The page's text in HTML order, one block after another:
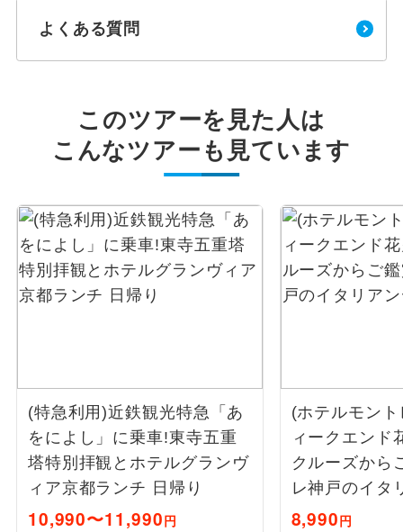
よくある質問
このツアーを見た人は
こんなツアーも見ています
(特急利用)近鉄観光特急「あ
をによし」に乗車!東寺五重
塔特別拝観とホテルグランヴ
ィア京都ランチ 日帰り
10,990〜11,990円
(ホテルモン
ィークエンド
クルーズから
レ神戸のイタ
日帰り
8,990円